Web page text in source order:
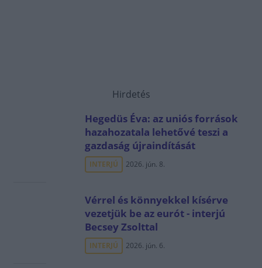
Hirdetés
Hegedüs Éva: az uniós források
hazahozatala lehetővé teszi a
gazdaság újraindítását
INTERJÚ 2026. jún. 8.
Vérrel és könnyekkel kísérve
vezetjük be az eurót - interjú
Becsey Zsolttal
INTERJÚ 2026. jún. 6.